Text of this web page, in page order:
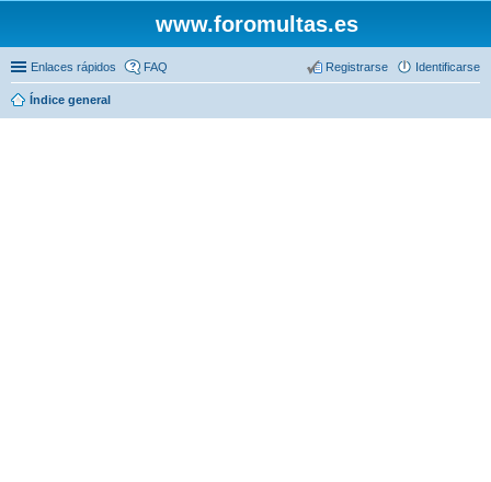
www.foromultas.es
Enlaces rápidos FAQ Identificarse
Registrarse
Índice general